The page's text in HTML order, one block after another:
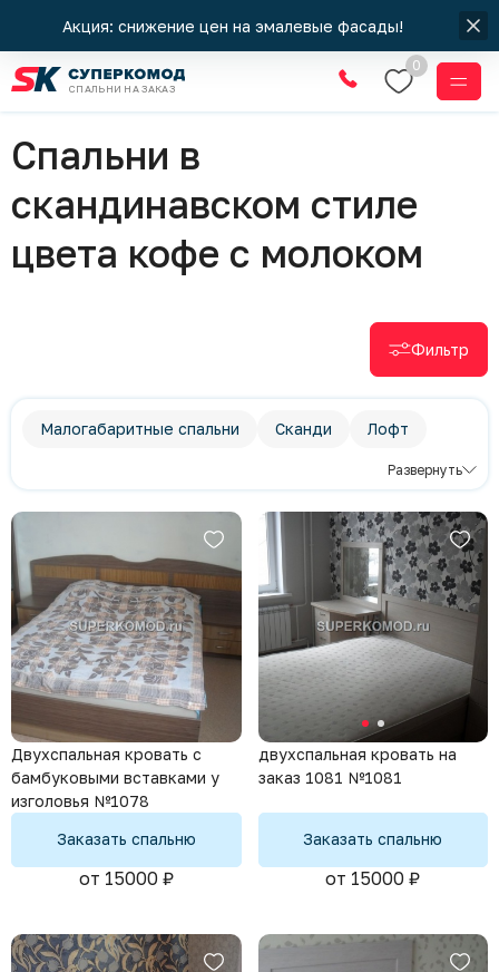
Акция: снижение цен на эмалевые фасады!
СПАЛЬНИ НА ЗАКАЗ
0
Спальни
Спальни в
скандинавском стиле
цвета кофе с молоком
Фильтр
Малогабаритные спальни Сканди
Лофт
Развернуть
Двухспальная кровать с
бамбуковыми вставками у
изголовья №1078
Заказать спальню
от 15000 ₽
двухспальная кровать на
заказ 1081 №1081
Заказать спальню
от 15000 ₽